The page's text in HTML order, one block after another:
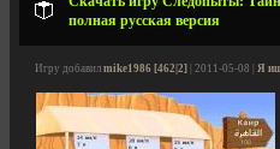
полная русская версия
Игру добавил mike1986 [462|2] | 2011-05-08 | Я